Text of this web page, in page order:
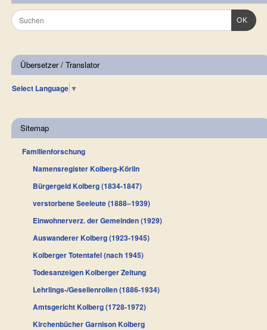
OK
Übersetzer / Translator
Select Language ▼
Sitemap
Familienforschung
Namensregister Kolberg-Körlin
Bürgergeld Kolberg (1834-1847)
verstorbene Seeleute (1888–1939)
Einwohnerverz. der Gemeinden (1929)
Auswanderer Kolberg (1923-1945)
Kolberger Totentafel (nach 1945)
Todesanzeigen Kolberger Zeitung
Lehrlings-/Gesellenrollen (1886-1934)
Amtsgericht Kolberg (1728-1972)
Kirchenbücher Garnison Kolberg